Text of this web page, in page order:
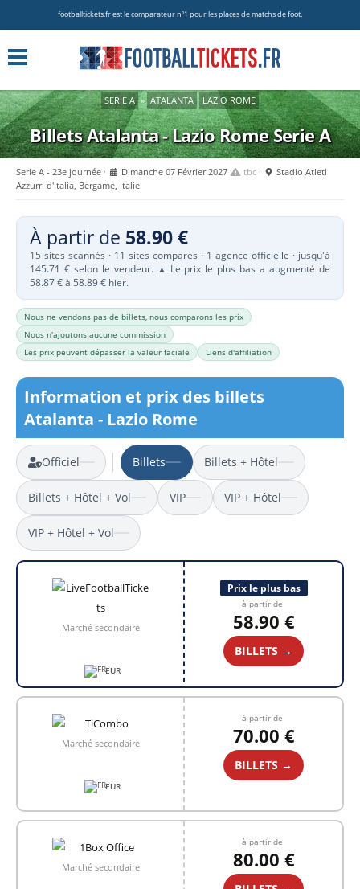
footballtickets.fr est le comparateur nº1 pour les places de matchs de foot.
SERIE A » ATALANTA LAZIO ROME
Billets Atalanta - Lazio RomeSerie A
Serie A - 23e journée Dimanche 07 Février 2027 tbc
Stadio Atleti
Azzurri d'Italia, Bergame, Italie
À partir de 58.90 €
15 sites scannés · 11 sites comparés · 1 agence officielle · jusqu'à
145.71 € selon le vendeur. ▲ Le prix le plus bas a augmenté de
58.87 € à 58.89 € hier.
Nous ne vendons pas de billets, nous comparons les prix
Nous n'ajoutons aucune commission
Les prix peuvent dépasser la valeur faciale
Liens d'affiliation
Information et prix des billets
Atalanta - Lazio Rome
Officiel Billets Billets + Hôtel
Billets + Hôtel + Vol VIP VIP + Hôtel
VIP + Hôtel + Vol
Marché secondaire
EUR
Prix le plus bas
à partir de
58.90 €
BILLETS →
Marché secondaire
EUR
à partir de
70.00 €
BILLETS →
Marché secondaire
à partir de
80.00 €